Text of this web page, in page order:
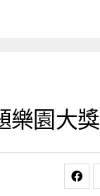
樂園大獎